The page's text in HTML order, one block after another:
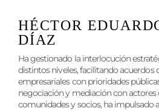
HÉCTOR
DÍAZ
Ha gestionado la interlocución
distintos niveles, facilitando acuerdos
empresariales con prioridades
negociación y mediación con actores
comunidades y socios, ha impulsado